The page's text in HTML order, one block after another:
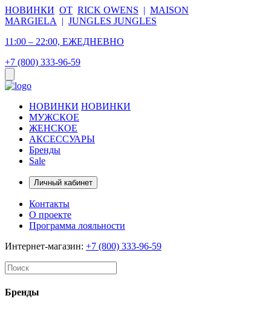
НОВИНКИ ОТ RICK OWENS | MAISON
MARGIELA
| JUNGLES JUNGLES
11:00 – 22:00, ЕЖЕДНЕВНО
+7 (800) 333-96-59
НОВИНКИ НОВИНКИ
МУЖСКОЕ
ЖЕНСКОЕ
АКСЕССУАРЫ
Бренды
Sale
Личный кабинет
Контакты
О проекте
Программа лояльности
Интернет-магазин: +7 (800) 333-96-59
Бренды